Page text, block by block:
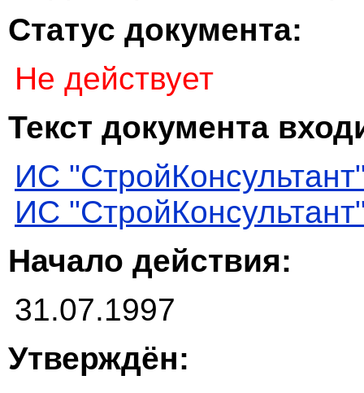
Статус документа:
Не действует
Текст документа
ИС
ИС
Начало действия:
31.07.1997
Утверждён: